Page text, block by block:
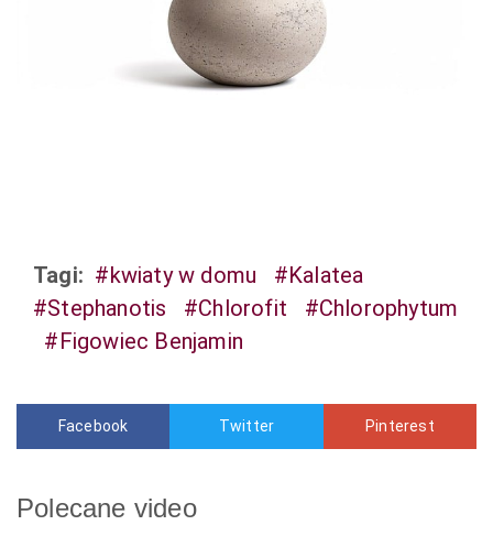
Tagi: #kwiaty w domu
#Kalatea
#Stephanotis
#Chlorofit
#Chlorophytum
#Figowiec Benjamin
Facebook Twitter Pinterest
Polecane video